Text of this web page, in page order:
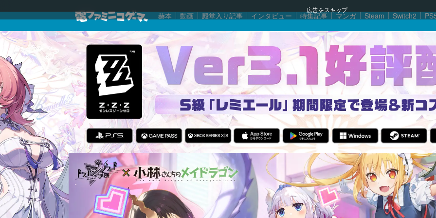
広告をスキップ
赫本 動画 殿堂入り記事 インタビュー 特集記事 マンガ Steam Switch2